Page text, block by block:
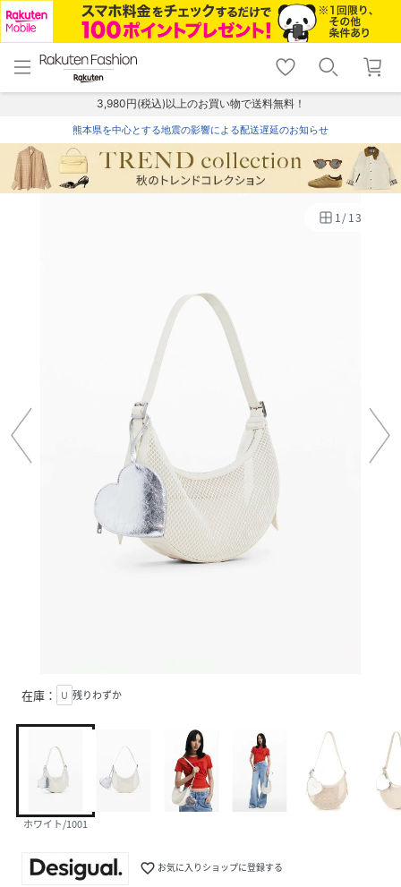
menu home
トップ
shopping_cart lock_outline
ログイン
3,980円(税込)以上のお買い物で送料無料！
熊本県を中心とする地震の影響による配送遅延のお知らせ
1/13
在庫： U 残りわずか
ホワイト/1001
favorite_border お気に入りショップに登録する